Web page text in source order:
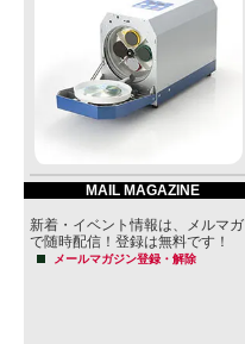
MAIL MAGAZINE
新着・イベント情報は、メルマガ
で随時配信！登録は無料です！
メールマガジン登録・解除